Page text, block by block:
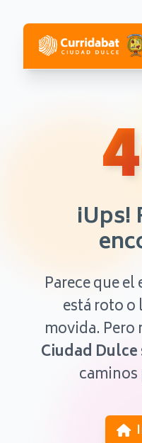
Parece que
está roto o
movida. Pero
Ciudad Dulce